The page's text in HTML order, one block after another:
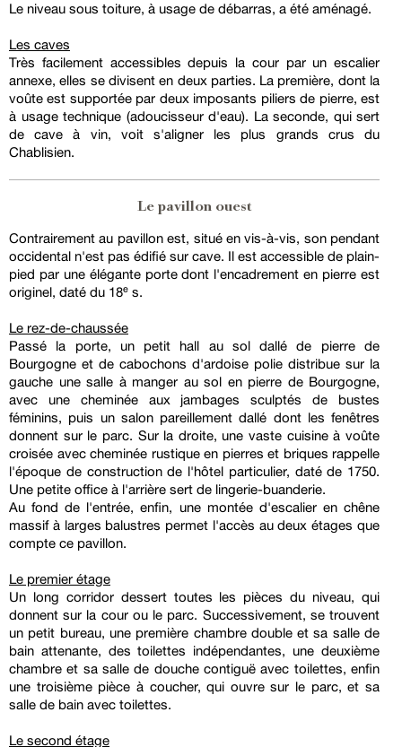
Le niveau sous toiture, à usage de débarras, a été aménagé.
Les caves
Très facilement accessibles depuis la cour par un escalier
annexe, elles se divisent en deux parties. La première, dont la
voûte est supportée par deux imposants piliers de pierre, est
à usage technique (adoucisseur d'eau). La seconde, qui sert
de cave à vin, voit s'aligner les plus grands crus du
Chablisien.
Le pavillon ouest
Contrairement au pavillon est, situé en vis-à-vis, son pendant
occidental n'est pas édifié sur cave. Il est accessible de plain-
pied par une élégante porte dont l'encadrement en pierre est
originel, daté du 18ᵉ s.
Le rez-de-chaussée
Passé la porte, un petit hall au sol dallé de pierre de
Bourgogne et de cabochons d'ardoise polie distribue sur la
gauche une salle à manger au sol en pierre de Bourgogne,
avec une cheminée aux jambages sculptés de bustes
féminins, puis un salon pareillement dallé dont les fenêtres
donnent sur le parc. Sur la droite, une vaste cuisine à voûte
croisée avec cheminée rustique en pierres et briques rappelle
l'époque de construction de l'hôtel particulier, daté de 1750.
Une petite office à l'arrière sert de lingerie-buanderie.
Au fond de l'entrée, enfin, une montée d'escalier en chêne
massif à larges balustres permet l'accès au deux étages que
compte ce pavillon.
Le premier étage
Un long corridor dessert toutes les pièces du niveau, qui
donnent sur la cour ou le parc. Successivement, se trouvent
un petit bureau, une première chambre double et sa salle de
bain attenante, des toilettes indépendantes, une deuxième
chambre et sa salle de douche contiguë avec toilettes, enfin
une troisième pièce à coucher, qui ouvre sur le parc, et sa
salle de bain avec toilettes.
Le second étage